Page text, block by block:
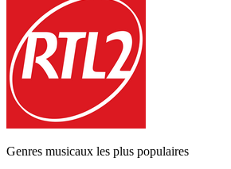
Genres musicaux les plus populaires